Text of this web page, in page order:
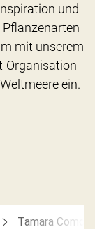
und
mit unserem
Organisation
Tamara Comolli